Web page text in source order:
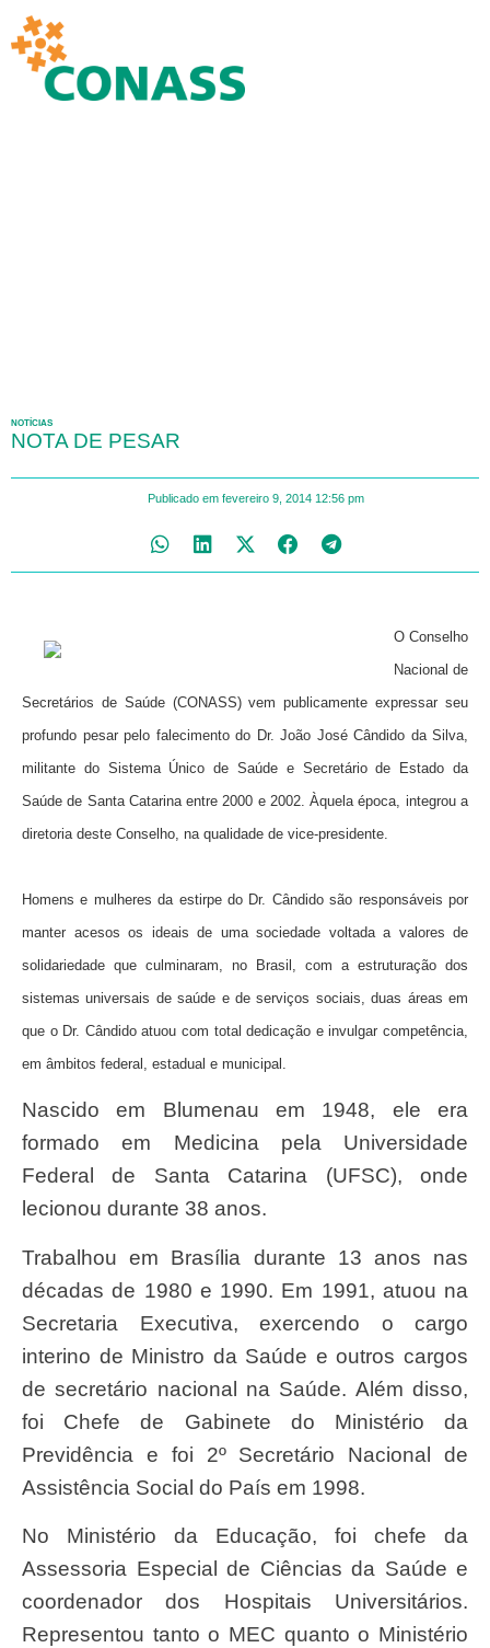
NOTÍCIAS
NOTA DE PESAR
Publicado em fevereiro 9, 2014 12:56 pm
O Conselho
Nacional de
Secretários de Saúde (CONASS) vem publicamente expressar seu
profundo pesar pelo falecimento do Dr. João José Cândido da Silva,
militante do Sistema Único de Saúde e Secretário de Estado da
Saúde de Santa Catarina entre 2000 e 2002. Àquela época, integrou a
diretoria deste Conselho, na qualidade de vice-presidente.
Homens e mulheres da estirpe do Dr. Cândido são responsáveis por
manter acesos os ideais de uma sociedade voltada a valores de
solidariedade que culminaram, no Brasil, com a estruturação dos
sistemas universais de saúde e de serviços sociais, duas áreas em
que o Dr. Cândido atuou com total dedicação e invulgar competência,
em âmbitos federal, estadual e municipal.
Nascido em Blumenau em 1948, ele era
formado em Medicina pela Universidade
Federal de Santa Catarina (UFSC), onde
lecionou durante 38 anos.
Trabalhou em Brasília durante 13 anos nas
décadas de 1980 e 1990. Em 1991, atuou na
Secretaria Executiva, exercendo o cargo
interino de Ministro da Saúde e outros cargos
de secretário nacional na Saúde. Além disso,
foi Chefe de Gabinete do Ministério da
Previdência e foi 2º Secretário Nacional de
Assistência Social do País em 1998.
No Ministério da Educação, foi chefe da
Assessoria Especial de Ciências da Saúde e
coordenador dos Hospitais Universitários.
Representou tanto o MEC quanto o Ministério